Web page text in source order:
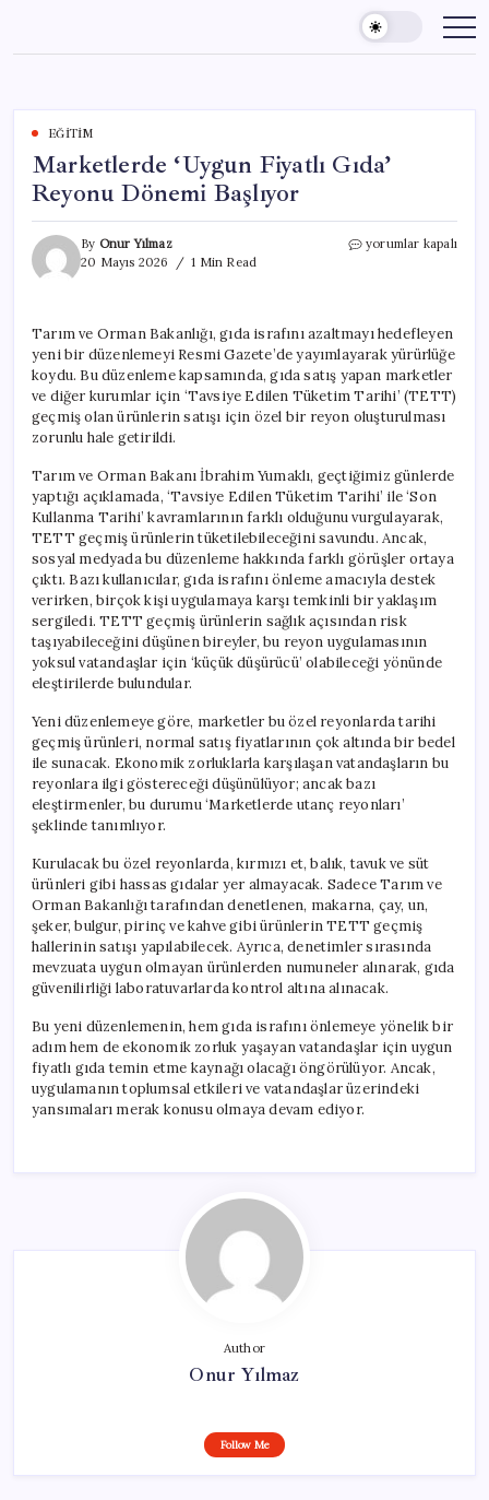
content
EĞITIM
Marketlerde ‘Uygun Fiyatlı Gıda’
Reyonu Dönemi Başlıyor
By Onur Yılmaz
20 Mayıs 2026
1 Min Read
Marketlerde
Dönemi
Başlıyor
için
yorumlar kapalı
Tarım ve Orman Bakanlığı, gıda israfını azaltmayı hedefleyen
yeni bir düzenlemeyi Resmi Gazete’de yayımlayarak yürürlüğe
koydu. Bu düzenleme kapsamında, gıda satış yapan marketler
ve diğer kurumlar için ‘Tavsiye Edilen Tüketim Tarihi’ (TETT)
geçmiş olan ürünlerin satışı için özel bir reyon oluşturulması
zorunlu hale getirildi.
Tarım ve Orman Bakanı İbrahim Yumaklı, geçtiğimiz günlerde
yaptığı açıklamada, ‘Tavsiye Edilen Tüketim Tarihi’ ile ‘Son
Kullanma Tarihi’ kavramlarının farklı olduğunu vurgulayarak,
TETT geçmiş ürünlerin tüketilebileceğini savundu. Ancak,
sosyal medyada bu düzenleme hakkında farklı görüşler ortaya
çıktı. Bazı kullanıcılar, gıda israfını önleme amacıyla destek
verirken, birçok kişi uygulamaya karşı temkinli bir yaklaşım
sergiledi. TETT geçmiş ürünlerin sağlık açısından risk
taşıyabileceğini düşünen bireyler, bu reyon uygulamasının
yoksul vatandaşlar için ‘küçük düşürücü’ olabileceği yönünde
eleştirilerde bulundular.
Yeni düzenlemeye göre, marketler bu özel reyonlarda tarihi
geçmiş ürünleri, normal satış fiyatlarının çok altında bir bedel
ile sunacak. Ekonomik zorluklarla karşılaşan vatandaşların bu
reyonlara ilgi göstereceği düşünülüyor; ancak bazı
eleştirmenler, bu durumu ‘Marketlerde utanç reyonları’
şeklinde tanımlıyor.
Kurulacak bu özel reyonlarda, kırmızı et, balık, tavuk ve süt
ürünleri gibi hassas gıdalar yer almayacak. Sadece Tarım ve
Orman Bakanlığı tarafından denetlenen, makarna, çay, un,
şeker, bulgur, pirinç ve kahve gibi ürünlerin TETT geçmiş
hallerinin satışı yapılabilecek. Ayrıca, denetimler sırasında
mevzuata uygun olmayan ürünlerden numuneler alınarak, gıda
güvenilirliği laboratuvarlarda kontrol altına alınacak.
Bu yeni düzenlemenin, hem gıda israfını önlemeye yönelik bir
adım hem de ekonomik zorluk yaşayan vatandaşlar için uygun
fiyatlı gıda temin etme kaynağı olacağı öngörülüyor. Ancak,
uygulamanın toplumsal etkileri ve vatandaşlar üzerindeki
yansımaları merak konusu olmaya devam ediyor.
Author
Onur Yılmaz
Follow Me